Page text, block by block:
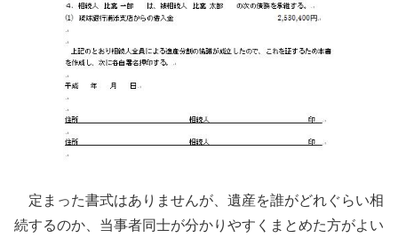
定まった書式はありませんが、遺産を誰がどれぐらい相
続するのか、当事者同士が分かりやすくまとめた方がよい